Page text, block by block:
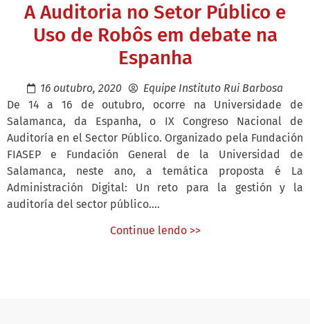
A Auditoria no Setor Público e
Uso de Robôs em debate na
Espanha
16 outubro, 2020
Equipe Instituto Rui Barbosa
De 14 a 16 de outubro, ocorre na Universidade de
Salamanca, da Espanha, o IX Congreso Nacional de
Auditoría en el Sector Público. Organizado pela Fundación
FIASEP e Fundación General de la Universidad de
Salamanca, neste ano, a temática proposta é La
Administración Digital: Un reto para la gestión y la
auditoría del sector público....
Continue lendo >>